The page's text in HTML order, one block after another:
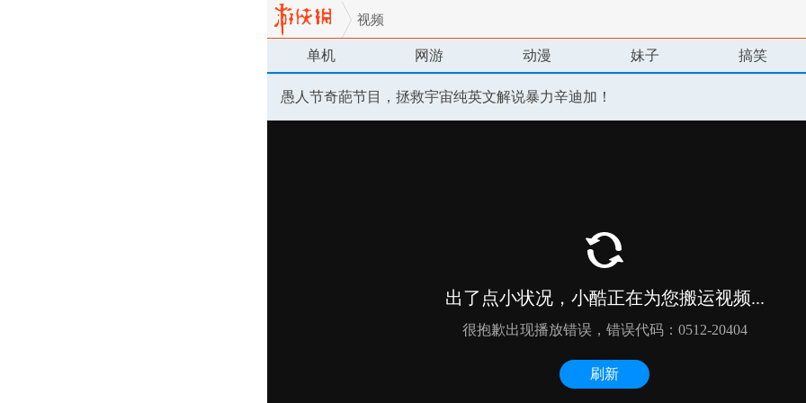
视频
单机 网游 动漫 妹子 搞笑
愚人节奇葩节目，拯救宇宙纯英文解说暴力辛迪加！